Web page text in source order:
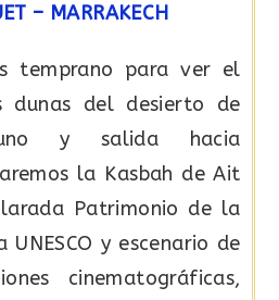
– MARRAKECH
temprano para ver el
dunas del desierto de
y salida hacia
la Kasbah de Ait
Patrimonio de la
y escenario de
cinematográficas,